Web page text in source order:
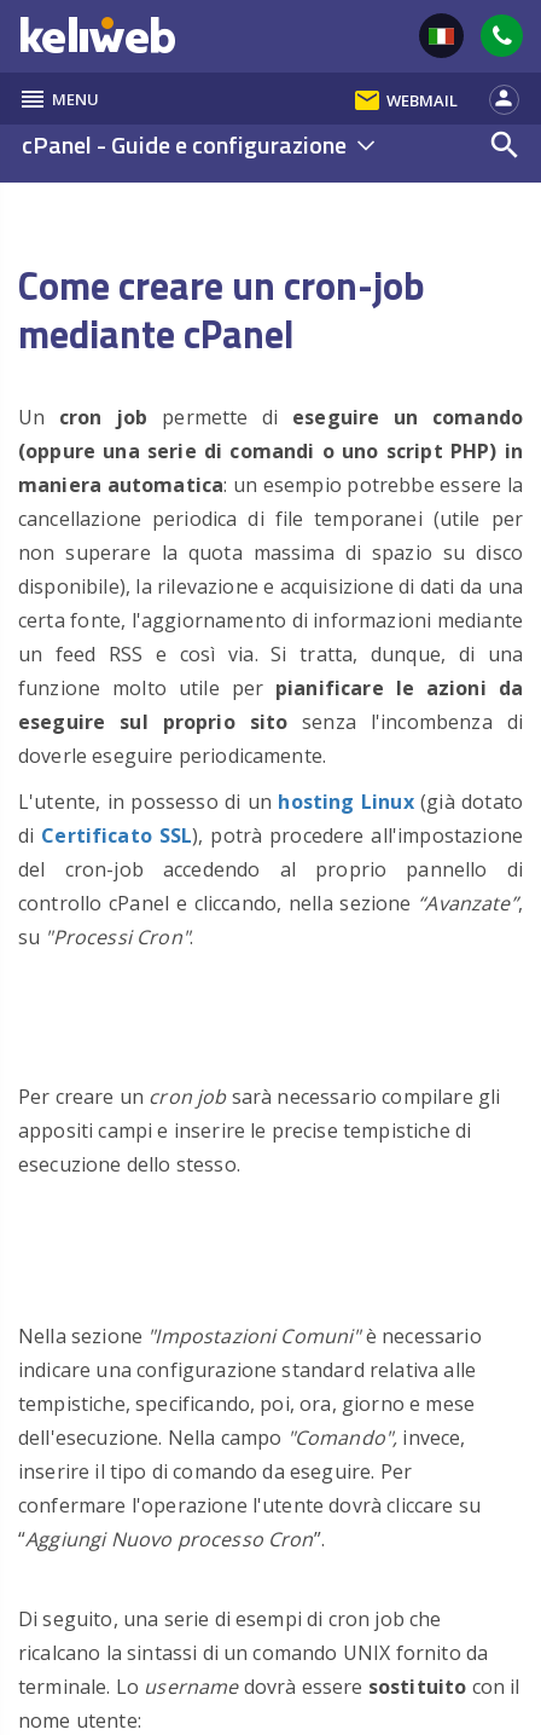
reorder MENU email WEBMAIL person
cPanel - Guide e configurazione search
Come creare un cron-job
mediante cPanel
Un cron job permette di eseguire un comando
(oppure una serie di comandi o uno script PHP) in
maniera automatica: un esempio potrebbe essere la
cancellazione periodica di file temporanei (utile per
non superare la quota massima di spazio su disco
disponibile), la rilevazione e acquisizione di dati da una
certa fonte, l'aggiornamento di informazioni mediante
un feed RSS e così via. Si tratta, dunque, di una
funzione molto utile per pianificare le azioni da
eseguire sul proprio sito senza l'incombenza di
doverle eseguire periodicamente.
L'utente, in possesso di un hosting Linux(già dotato
di Certificato SSL), potrà procedere all'impostazione
del cron-job accedendo al proprio pannello di
controllo cPanel e cliccando, nella sezione “Avanzate”,
su "Processi Cron".
Per creare un cron jobsarà necessario compilare gli
appositi campi e inserire le precise tempistiche di
esecuzione dello stesso.
Nella sezione "Impostazioni Comuni"è necessario
indicare una configurazione standard relativa alle
tempistiche, specificando, poi, ora, giorno e mese
dell'esecuzione. Nella campo "Comando", invece,
inserire il tipo di comando da eseguire. Per
confermare l'operazione l'utente dovrà cliccare su
“Aggiungi Nuovo processo Cron”.
Di seguito, una serie di esempi di cron job che
ricalcano la sintassi di un comando UNIX fornito da
terminale. Lo usernamedovrà essere sostituito con il
nome utente: